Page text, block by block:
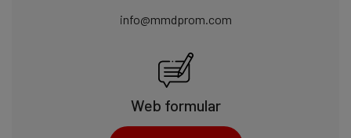
info@mmdprom.com
Web formular